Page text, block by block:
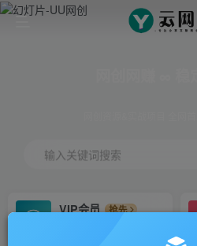
输入关键词搜索
VIP会员
抢先